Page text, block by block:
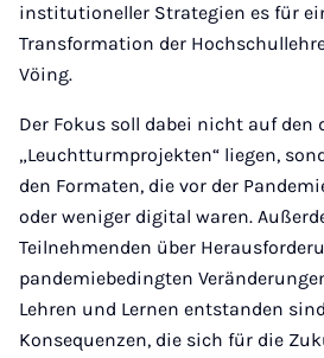
institutioneller Strategien es für
Transformation der
Vöing.
Der Fokus soll dabei nicht auf den
„Leuchtturmprojekten“ liegen,
den Formaten, die vor der
oder weniger digital waren.
Teilnehmenden über
pandemiebedingten
Lehren und Lernen entstanden
Konsequenzen, die sich für die